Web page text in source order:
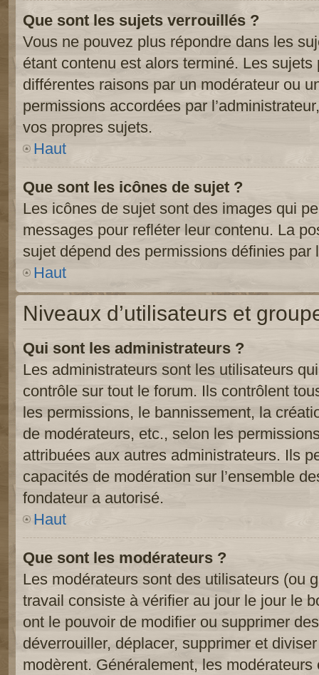
Que sont les sujets verrouillés ?
Vous ne pouvez plus répondre dans les
étant contenu est alors terminé. Les
différentes raisons par un modérateur ou
permissions accordées par
vos propres sujets.
Haut
Que sont les icônes de sujet ?
Les icônes de sujet sont des images qui
messages pour refléter leur contenu. La
sujet dépend des permissions définies par
Haut
Niveaux d’utilisateurs et
Qui sont les administrateurs ?
Les administrateurs sont les utilisateurs
contrôle sur tout le forum. Ils contrôlent
les permissions, le bannissement, la
de modérateurs, etc., selon les
attribuées aux autres administrateurs. Ils
capacités de modération sur l’ensemble
fondateur a autorisé.
Haut
Que sont les modérateurs ?
Les modérateurs sont des utilisateurs (ou
travail consiste à vérifier au jour le jour le
ont le pouvoir de modifier ou supprimer
déverrouiller, déplacer, supprimer et
modèrent. Généralement, les